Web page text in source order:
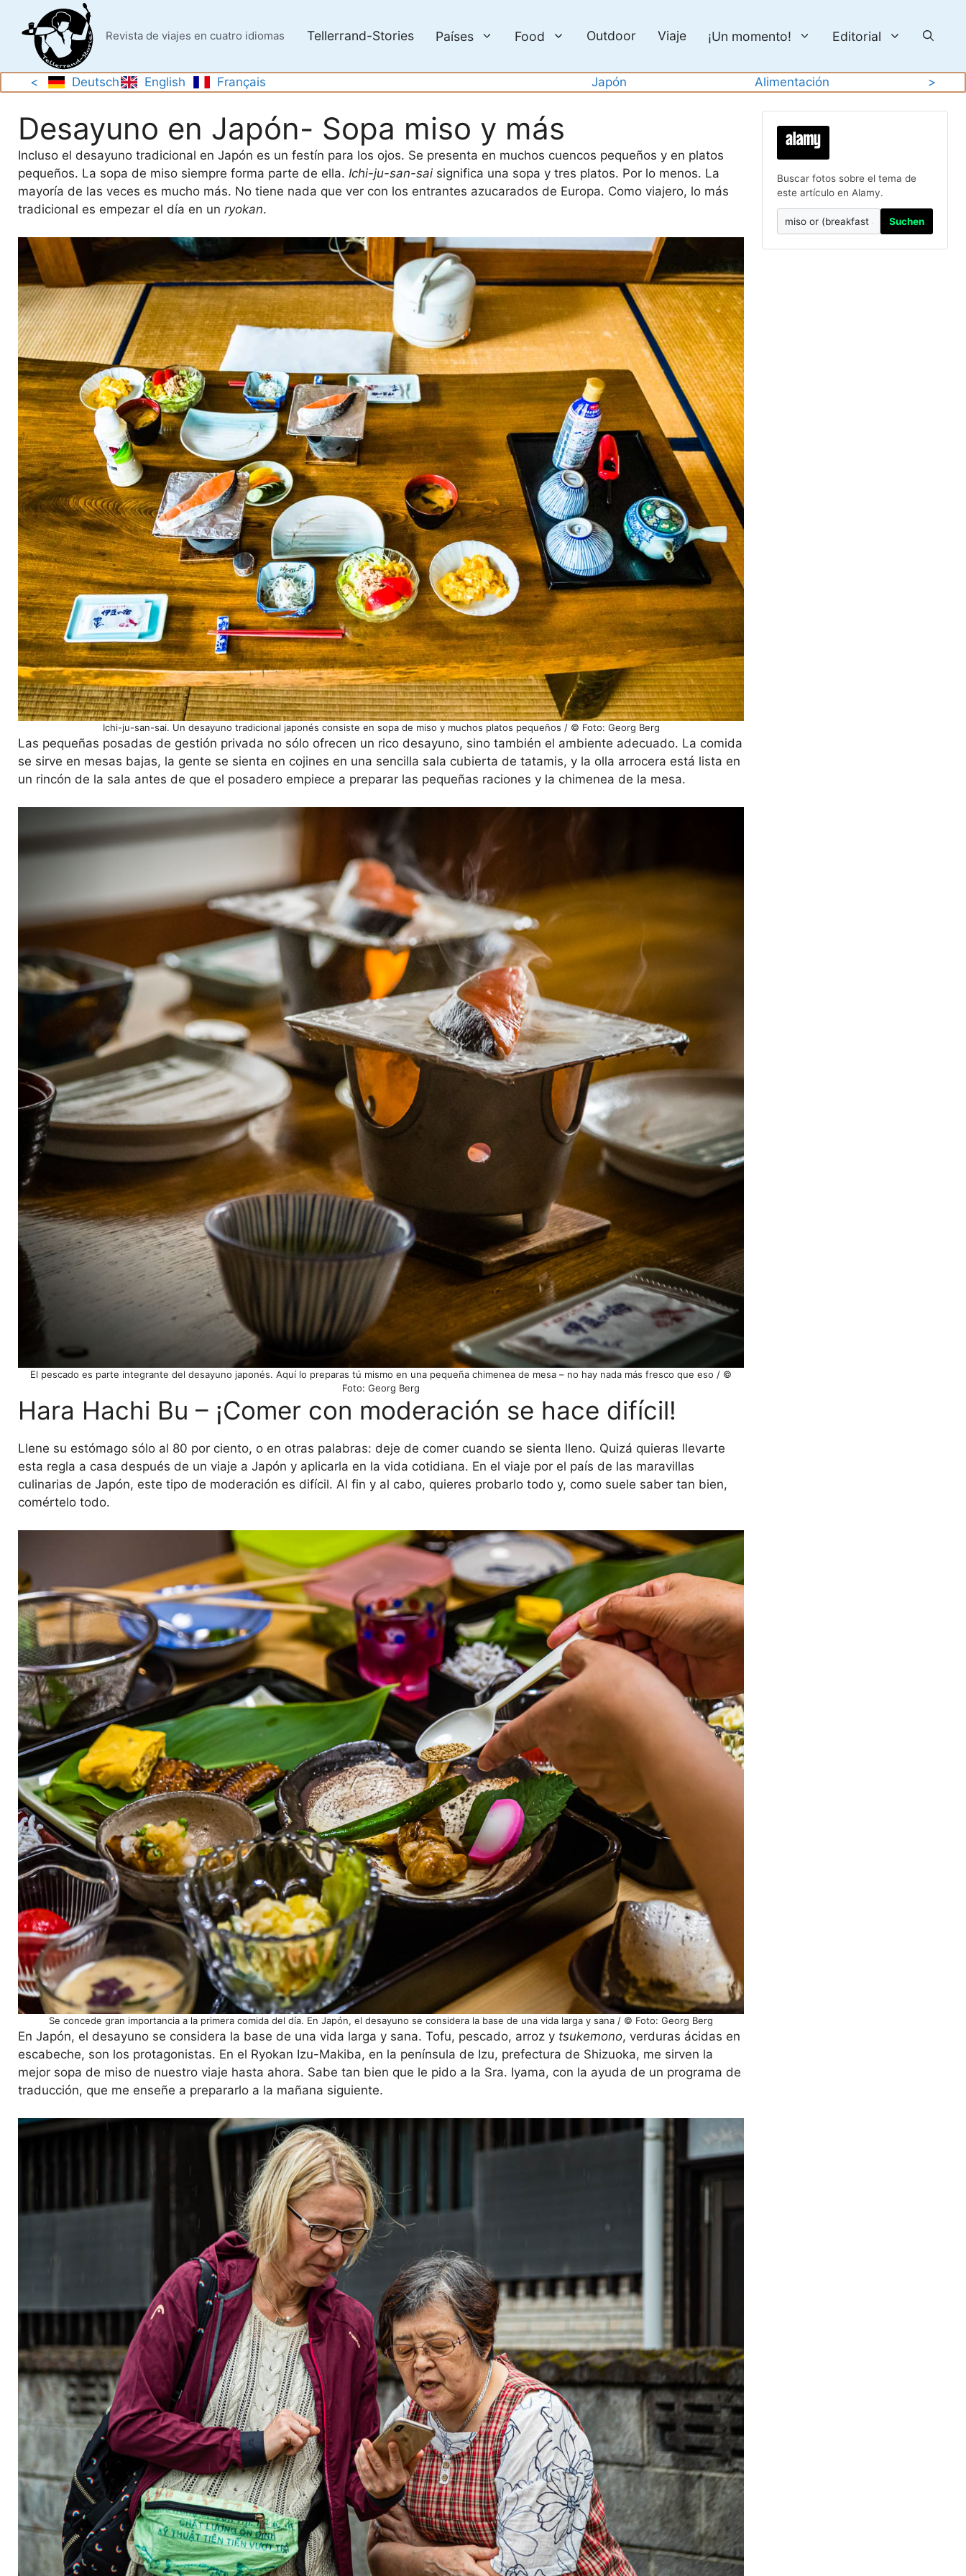
contenido
Revista de viajes en cuatro idiomas Tellerrand-Stories Países Food Outdoor Viaje ¡Un momento! Editorial
< Deutsch English Français Japón Alimentación >
Desayuno en Japón- Sopa miso y más
Incluso el desayuno tradicional en Japón es un festín para los ojos. Se presenta en muchos cuencos pequeños y en platos
pequeños. La sopa de miso siempre forma parte de ella. Ichi-ju-san-sai significa una sopa y tres platos. Por lo menos. La
mayoría de las veces es mucho más. No tiene nada que ver con los entrantes azucarados de Europa. Como viajero, lo más
tradicional es empezar el día en un ryokan.
Ichi-ju-san-sai. Un desayuno tradicional japonés consiste en sopa de miso y muchos platos pequeños / © Foto: Georg Berg
Las pequeñas posadas de gestión privada no sólo ofrecen un rico desayuno, sino también el ambiente adecuado. La comida
se sirve en mesas bajas, la gente se sienta en cojines en una sencilla sala cubierta de tatamis, y la olla arrocera está lista en
un rincón de la sala antes de que el posadero empiece a preparar las pequeñas raciones y la chimenea de la mesa.
El pescado es parte integrante del desayuno japonés. Aquí lo preparas tú mismo en una pequeña chimenea de mesa – no hay nada más fresco que eso / ©
Foto: Georg Berg
Hara Hachi Bu – ¡Comer con moderación se hace difícil!
Llene su estómago sólo al 80 por ciento, o en otras palabras: deje de comer cuando se sienta lleno. Quizá quieras llevarte
esta regla a casa después de un viaje a Japón y aplicarla en la vida cotidiana. En el viaje por el país de las maravillas
culinarias de Japón, este tipo de moderación es difícil. Al fin y al cabo, quieres probarlo todo y, como suele saber tan bien,
comértelo todo.
Se concede gran importancia a la primera comida del día. En Japón, el desayuno se considera la base de una vida larga y sana / © Foto: Georg Berg
En Japón, el desayuno se considera la base de una vida larga y sana. Tofu, pescado, arroz y tsukemono, verduras ácidas en
escabeche, son los protagonistas. En el Ryokan Izu-Makiba, en la península de Izu, prefectura de Shizuoka, me sirven la
mejor sopa de miso de nuestro viaje hasta ahora. Sabe tan bien que le pido a la Sra. Iyama, con la ayuda de un programa de
traducción, que me enseñe a prepararlo a la mañana siguiente.
Buscar fotos sobre el tema de
este artículo en Alamy.
Suchen